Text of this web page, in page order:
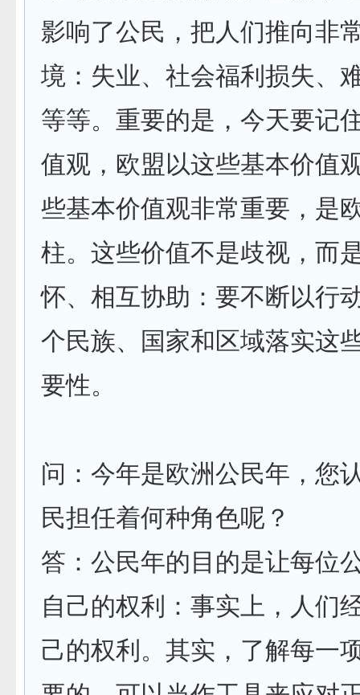
影响了公民，把人们推向非
境：失业、社会福利损失、
等等。重要的是，今天要记
值观，欧盟以这些基本价值
些基本价值观非常重要，是
柱。这些价值不是歧视，而
怀、相互协助：要不断以行
个民族、国家和区域落实这
要性。
问：今年是欧洲公民年，您
民担任着何种角色呢？
答：公民年的目的是让每位
自己的权利：事实上，人们
己的权利。其实，了解每一